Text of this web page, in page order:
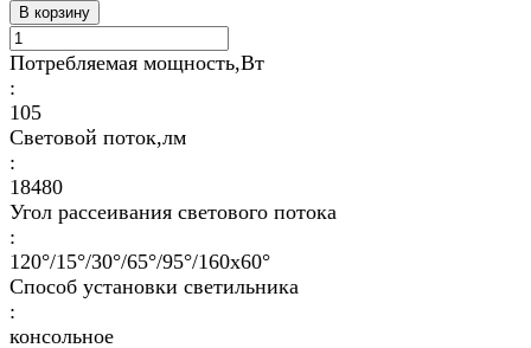
В корзину
Потребляемая мощность,Вт
:
105
Световой поток,лм
:
18480
Угол рассеивания светового потока
:
120°/15°/30°/65°/95°/160х60°
Способ установки светильника
:
консольное